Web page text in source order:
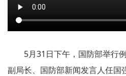
5月31日下午，国防部举行
副局长、国防部新闻发言人任国